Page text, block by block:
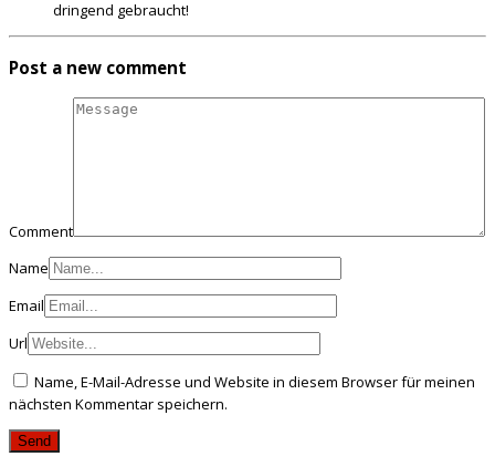
dringend gebraucht!
Post a new comment
Comment
Name
Email
Url
Name, E-Mail-Adresse und Website in diesem Browser für meinen
nächsten Kommentar speichern.